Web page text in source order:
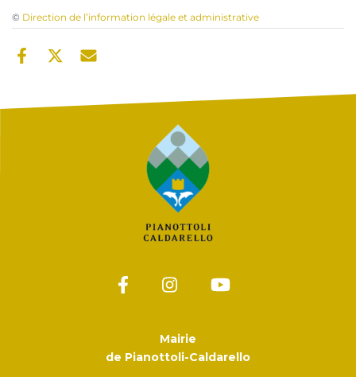
© Direction de l’information légale et administrative
Mairie
de Pianottoli-Caldarello